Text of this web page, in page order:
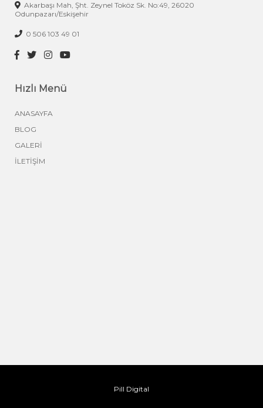
Akarbaşı Mah, Şht. Zeynel Toköz Sk. No:49, 26020
Odunpazarı/Eskişehir
0 506 103 49 01
Hızlı Menü
ANASAYFA
BLOG
GALERİ
İLETİŞİM
Pill Digital